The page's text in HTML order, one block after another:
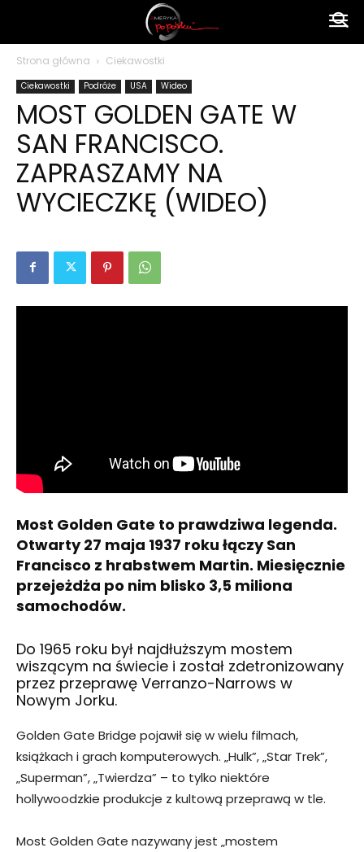
polsku
Strona główna Ciekawostki
Ciekawostki Podróże USA Wideo
MOST GOLDEN GATE W
SAN FRANCISCO.
ZAPRASZAMY NA
WYCIECZKĘ (WIDEO)
Most Golden Gate to prawdziwa legenda.
Otwarty 27 maja 1937 roku łączy San
Francisco z hrabstwem Martin. Miesięcznie
przejeżdża po nim blisko 3,5 miliona
samochodów.
Do 1965 roku był najdłuższym mostem
wiszącym na świecie i został zdetronizowany
przez przeprawę Verranzo-Narrows w
Nowym Jorku.
Golden Gate Bridge pojawił się w wielu filmach,
książkach i grach komputerowych. „Hulk”, „Star Trek”,
„Superman”, „Twierdza” – to tylko niektóre
hollywoodzkie produkcje z kultową przeprawą w tle.
Most Golden Gate nazywany jest „mostem